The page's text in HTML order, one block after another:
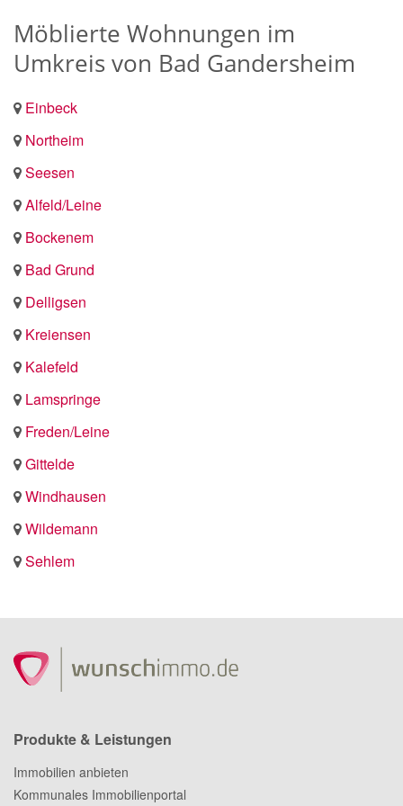
Möblierte Wohnungen im
Umkreis von Bad Gandersheim
Einbeck
Northeim
Seesen
Alfeld/Leine
Bockenem
Bad Grund
Delligsen
Kreiensen
Kalefeld
Lamspringe
Freden/Leine
Gittelde
Windhausen
Wildemann
Sehlem
Produkte & Leistungen
Immobilien anbieten
Kommunales Immobilienportal